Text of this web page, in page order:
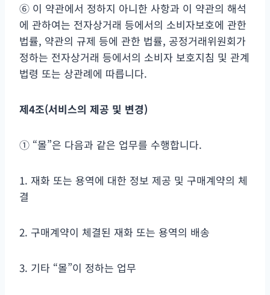
⑥ 이 약관에서 정하지 아니한 사항과 이 약관의 해석
에 관하여는 전자상거래 등에서의 소비자보호에 관한
법률, 약관의 규제 등에 관한 법률, 공정거래위원회가
정하는 전자상거래 등에서의 소비자 보호지침 및 관계
법령 또는 상관례에 따릅니다.
제4조(서비스의 제공 및 변경)
① “몰”은 다음과 같은 업무를 수행합니다.
1. 재화 또는 용역에 대한 정보 제공 및 구매계약의 체
결
2. 구매계약이 체결된 재화 또는 용역의 배송
3. 기타 “몰”이 정하는 업무